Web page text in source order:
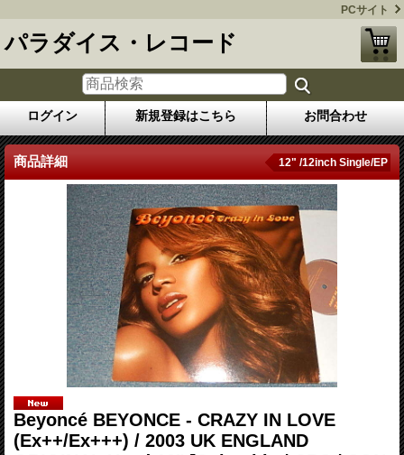
PCサイト
パラダイス・レコード
ログイン 新規登録はこちら お問合わせ
商品詳細 12" /12inch Single/EP
Beyoncé BEYONCE - CRAZY IN LOVE
(Ex++/Ex+++) / 2003 UK ENGLAND